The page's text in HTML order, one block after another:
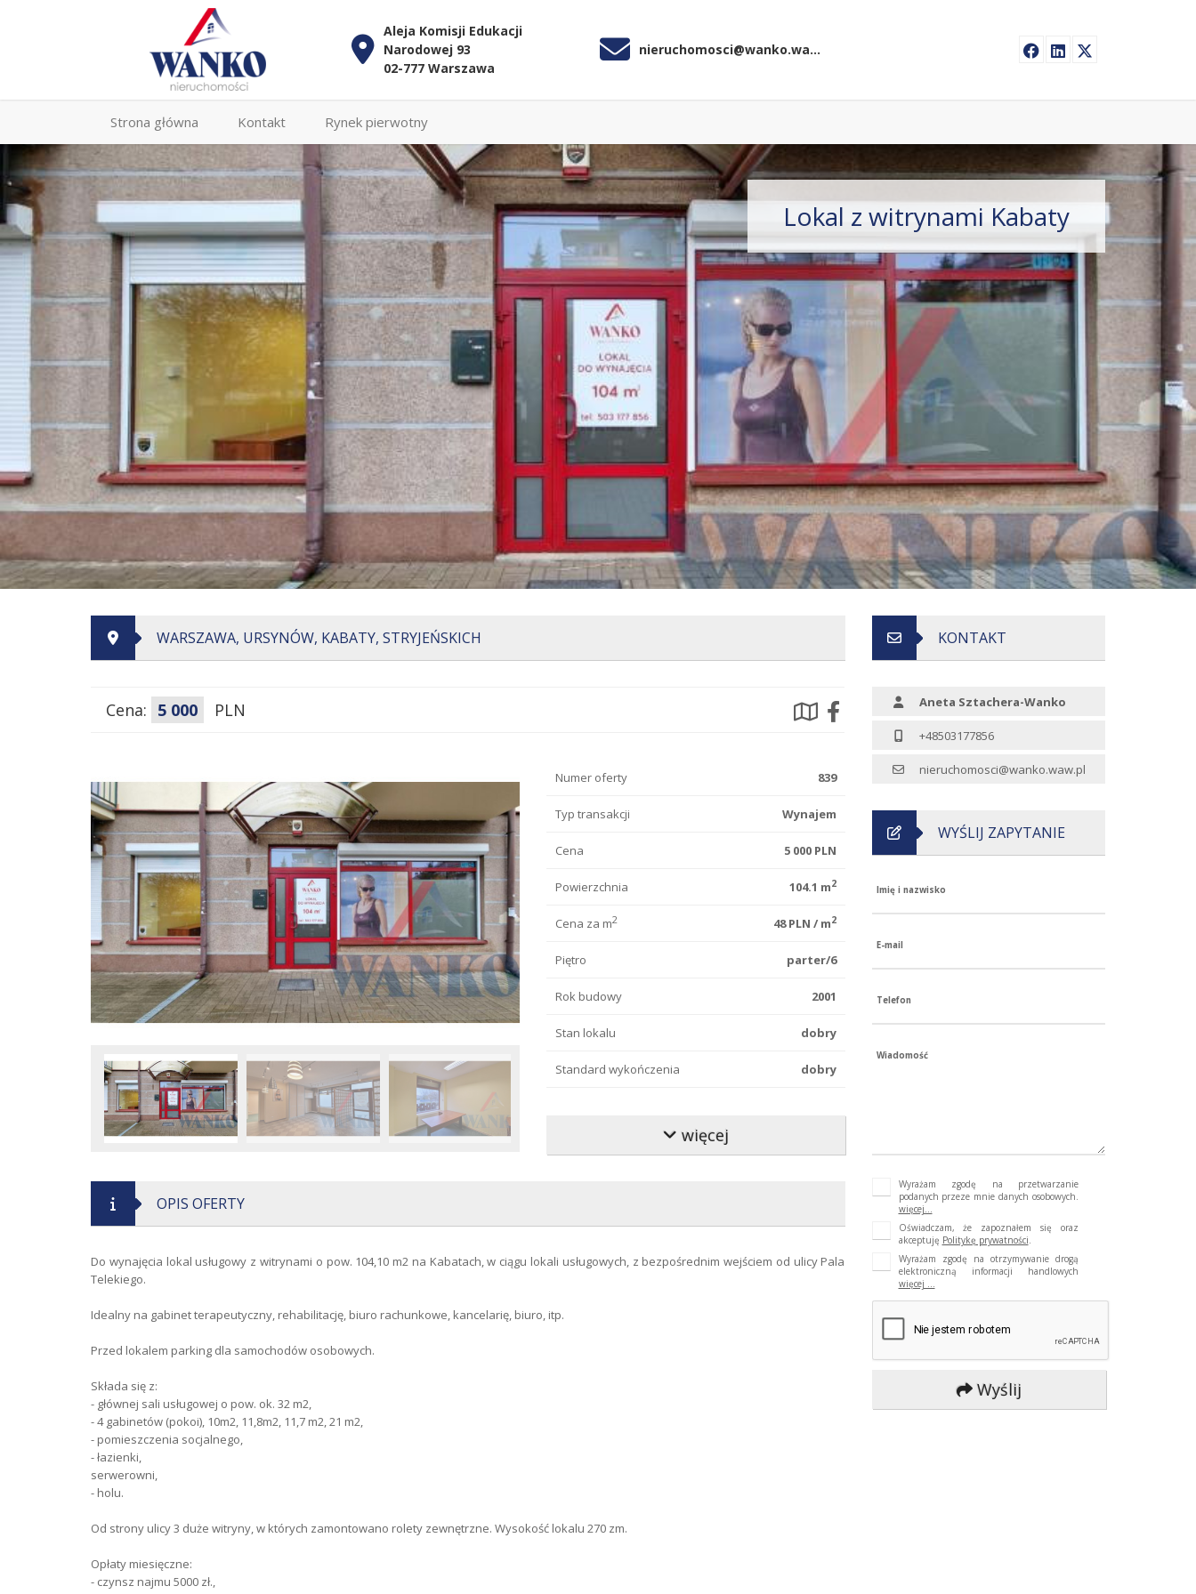
Aleja Komisji Edukacji
Narodowej 93
02-777 Warszawa
nieruchomosci@wanko.waw.pl
Strona główna Kontakt Rynek pierwotny
Lokal z witrynami Kabaty
WARSZAWA, URSYNÓW, KABATY, STRYJEŃSKICH
Cena: 5 000 PLN
Numer oferty 839
Typ transakcji Wynajem
Cena 5 000 PLN
Powierzchnia 104.1 m2
Cena za m2 48 PLN / m2
Piętro parter/6
Rok budowy 2001
Stan lokalu dobry
Standard wykończenia dobry
Podłoga
więcej
OPIS OFERTY
Do wynajęcia lokal usługowy z witrynami o pow. 104,10 m2 na Kabatach, w ciągu lokali usługowych, z bezpośrednim wejściem od ulicy Pala
Telekiego.
Idealny na gabinet terapeutyczny, rehabilitację, biuro rachunkowe, kancelarię, biuro, itp.
Przed lokalem parking dla samochodów osobowych.
Składa się z:
- głównej sali usługowej o pow. ok. 32 m2,
- 4 gabinetów (pokoi), 10m2, 11,8m2, 11,7 m2, 21 m2,
- pomieszczenia socjalnego,
- łazienki,
serwerowni,
- holu.
Od strony ulicy 3 duże witryny, w których zamontowano rolety zewnętrzne. Wysokość lokalu 270 zm.
Opłaty miesięczne:
- czynsz najmu 5000 zł.,
KONTAKT
Aneta Sztachera-Wanko
+48503177856
nieruchomosci@wanko.waw.pl
WYŚLIJ ZAPYTANIE
Imię i nazwisko
E-mail
Telefon
Wiadomość
Wyrażam zgodę na przetwarzanie
podanych przeze mnie danych osobowych.
więcej...
Oświadczam, że zapoznałem się oraz
akceptuję Politykę prywatności.
Wyrażam zgodę na otrzymywanie drogą
elektroniczną informacji handlowych
więcej ...
Wyślij